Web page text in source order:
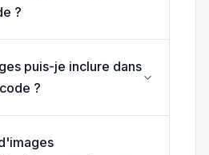
?
puis-je inclure dans
?